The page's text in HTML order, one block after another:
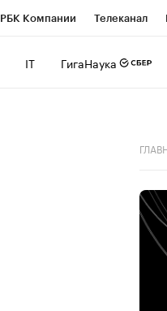
РБК Компании Телеканал
IT ГигаНаука